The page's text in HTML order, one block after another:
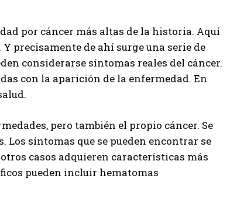
por cáncer más altas de la historia. Aquí
precisamente de ahí surge una serie de
considerarse síntomas reales del cáncer.
con la aparición de la enfermedad. En
pero también el propio cáncer. Se
Los síntomas que se pueden encontrar se
casos adquieren características más
pueden incluir hematomas